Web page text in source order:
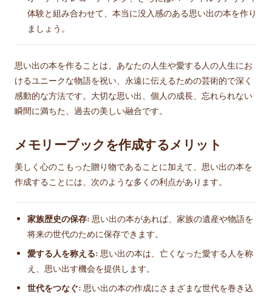
体験と組み合わせて、本当に没入感のある思い出の本を作り
ましょう。
思い出の本を作ることは、あなたの人生や愛する人の人生にお
けるユニークな物語を祝い、永遠に伝えるための芸術的で深く
感動的な方法です。大切な思い出、個人の成長、忘れられない
瞬間に満ちた、過去の美しい融合です。
メモリーブックを作成するメリット
美しく心のこもった贈り物であることに加えて、思い出の本を
作成することには、次のような多くの利点があります。
家族歴史の保存: 思い出の本があれば、家族の遺産や物語を
将来の世代のために保存できます。
愛する人を称える: 思い出の本は、亡くなった愛する人を称
え、思い出す機会を提供します。
世代をつなぐ: 思い出の本の作成にさまざまな世代を巻き込